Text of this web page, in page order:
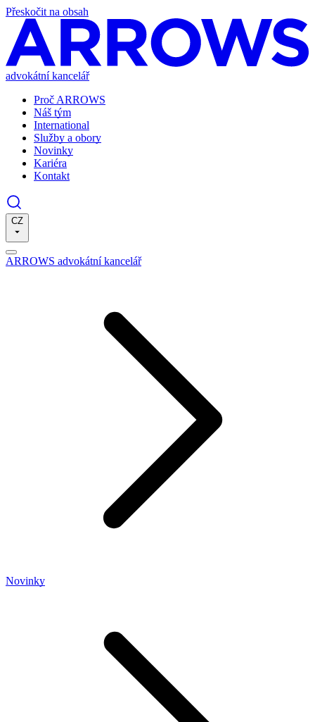
Přeskočit na obsah
advokátní kancelář
Proč ARROWS
Náš tým
International
Služby a obory
Novinky
Kariéra
Kontakt
CZ
ARROWS advokátní kancelář
Novinky